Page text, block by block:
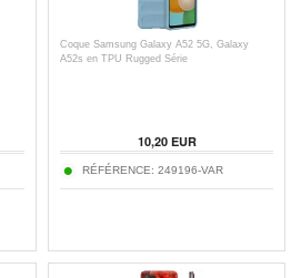
Coque Samsung Galaxy A52 5G, Galaxy
A52s en TPU Rugged Série
10,20EUR
RÉFÉRENCE: 249196-VAR